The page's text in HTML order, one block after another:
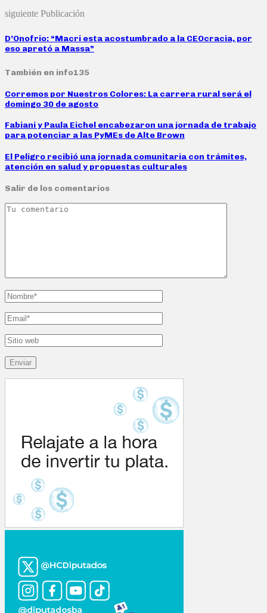
siguiente Publicación
D’Onofrio: “Macri esta acostumbrado a la CEOcracia, por
eso apretó a Massa”
También en info135
Corremos por Nuestros Colores: La carrera rural será el
domingo 30 de agosto
Fabiani y Paula Eichel encabezaron una jornada de trabajo
para potenciar a las PyMEs de Alte Brown
El Peligro recibió una jornada comunitaria con trámites,
atención en salud y propuestas culturales
Salir de los comentarios